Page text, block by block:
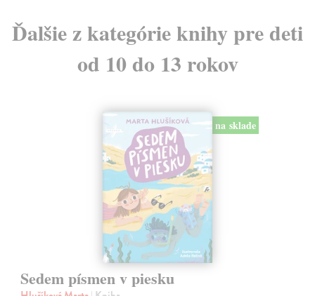
Ďalšie z kategórie knihy pre deti
od 10 do 13 rokov
na sklade
Sedem písmen v piesku